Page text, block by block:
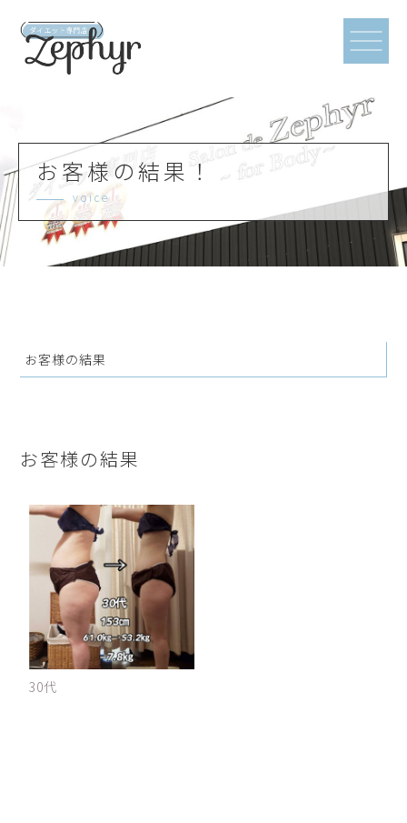
お客様の結果！
voice
お客様の結果
お客様の結果
30代